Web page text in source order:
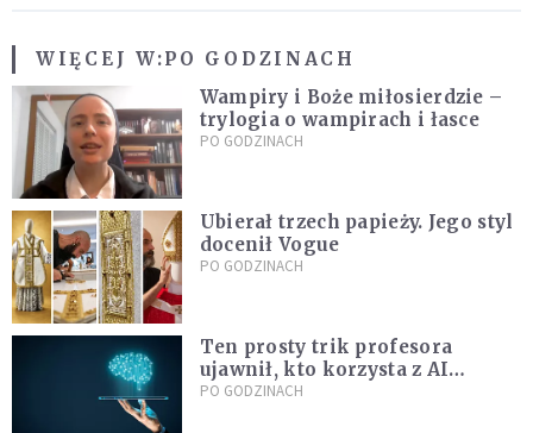
WIĘCEJ W:PO GODZINACH
Wampiry i Boże miłosierdzie –
trylogia o wampirach i łasce
PO GODZINACH
Ubierał trzech papieży. Jego styl
docenił Vogue
PO GODZINACH
Ten prosty trik profesora
ujawnił, kto korzysta z AI
podczas egzaminu. Viralowy
PO GODZINACH